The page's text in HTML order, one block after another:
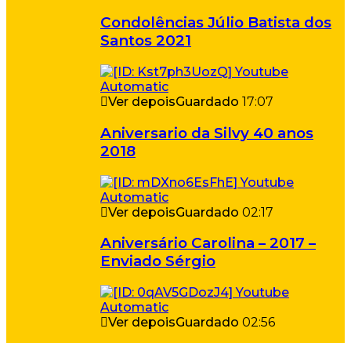
Condolências Júlio Batista dos
Santos 2021
Ver depoisGuardado 17:07
Aniversario da Silvy 40 anos
2018
Ver depoisGuardado 02:17
Aniversário Carolina – 2017 –
Enviado Sérgio
Ver depoisGuardado 02:56